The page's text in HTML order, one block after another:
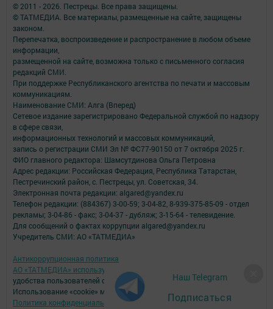
Наш Telegram
Подписаться
© 2011 - 2026. Пестрецы. Все права защищены.
© ТАТМЕДИА. Все материалы, размещенные на сайте, защищены
законом.
Перепечатка, воспроизведение и распространение в любом объеме
информации,
размещенной на сайте, возможна только с письменного согласия
редакций СМИ.
При поддержке Республиканского агентства по печати и массовым
коммуникациям.
Наименование СМИ: Алга (Вперед)
Сетевое издание зарегистрировано Федеральной службой по надзору
в сфере связи,
информационных технологий и массовых коммуникаций,
запись о регистрации СМИ Эл № ФС77-90150 от 7 октября 2025 г.
ФИО главного редактора: Шамсутдинова Ольга Петровна
Адрес редакции: Российская Федерация, Республика Татарстан,
Пестречинский район, с. Пестрецы, ул. Советская, 34.
Электронная почта редакции: algared@yandex.ru
Телефон редакции: (884367) 3-00-59; 3-04-82, 8-939-375-85-09 - отдел
рекламы; 3-04-86 - факс; 3-04-37 - дубляж; 3-15-64 - телевидение.
Для сообщений о фактах коррупции algared@yandex.ru
Учредитель СМИ: АО «ТАТМЕДИА»
Антикоррупционная политика
АО «ТАТМЕДИА» использует «cookie»
удобства пользователей сайтом.
Использование «cookie» можно отменить в настройках браузера.
Политика конфиденциальности